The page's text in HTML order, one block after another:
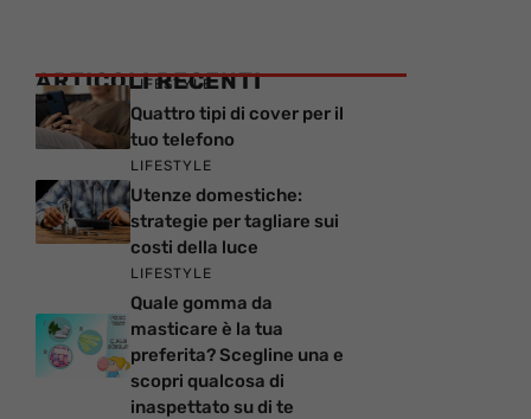
ARTICOLI RECENTI
LIFESTYLE
Quattro tipi di cover per il
tuo telefono
LIFESTYLE
Utenze domestiche:
strategie per tagliare sui
costi della luce
LIFESTYLE
Quale gomma da
masticare è la tua
preferita? Scegline una e
scopri qualcosa di
inaspettato su di te